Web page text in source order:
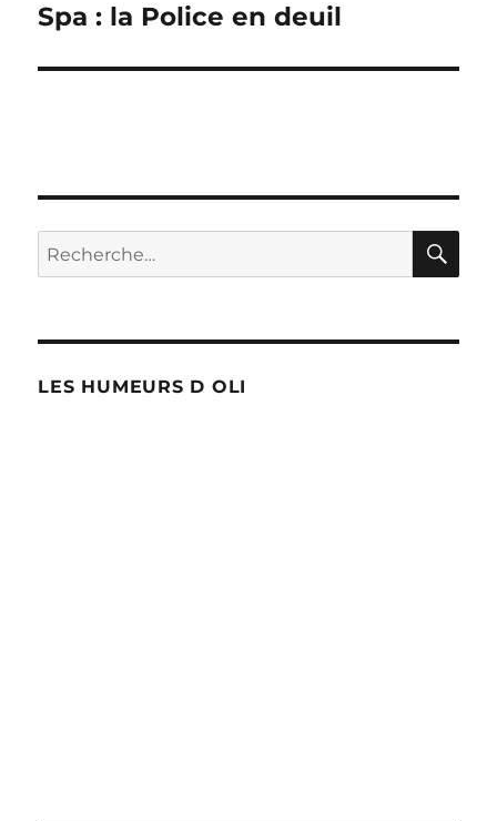
Publication
Spa : la Police en deuil
Recherche
pour :
LES HUMEURS D OLI